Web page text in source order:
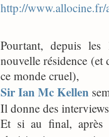
http://
Pourtant, depuis
nouvelle résidence
ce monde cruel),
Sir Ian Mc Kellen
Il donne des
Et si au final, après